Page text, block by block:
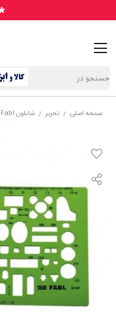
صفحه اصلی / تحریر / شابلون Fabl فابل FB21 مبلمان نقشه کشی OSL-004